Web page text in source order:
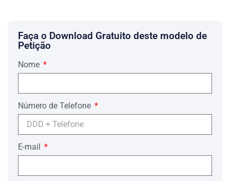
guarda relação com o objeto da ação;
Informa ainda a parte Impugnante, que a
matéria tratada na Exordial versaria
poupança. Junta jurisprudência que, em
tese, lhe seria favorável.
Alegou, ainda, que a Impugnada não
demonstrou qual a base para atribuir o
valor da causa.
Faça o Download Gratuito deste modelo de
Petição
Nome
Número de Telefone
E-mail